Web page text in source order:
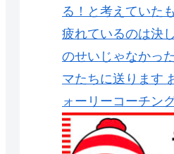
る！と考えていた
疲れているのは決
のせいじゃなかっ
マたちに送ります
ォーリーコーチン